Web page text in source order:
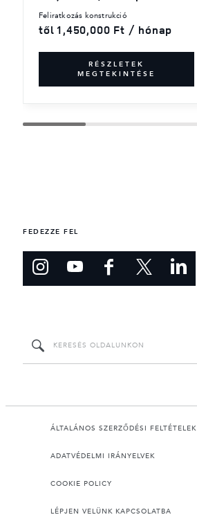
feliratkozás konstrukció
től 1,450,000 Ft / hónap
RÉSZLETEK
MEGTEKINTÉSE
FEDEZZE FEL
ÁLTALÁNOS SZERZŐDÉSI FELTÉTELEK
ADATVÉDELMI IRÁNYELVEK
COOKIE POLICY
LÉPJEN VELÜNK KAPCSOLATBA